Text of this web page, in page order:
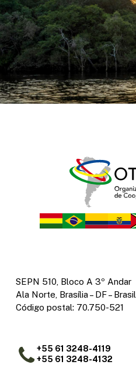
SEPN 510, Bloco A 3º Andar
Ala Norte, Brasília – DF – Brasil
Código postal: 70.750-521
+55 61 3248-4119
+55 61 3248-4132